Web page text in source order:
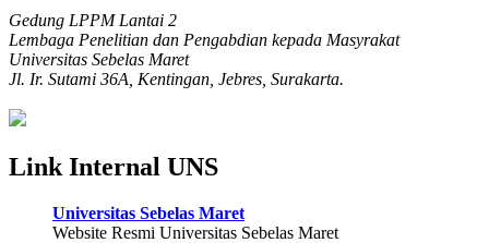
Gedung LPPM Lantai 2
Lembaga Penelitian dan Pengabdian kepada Masyrakat
Universitas Sebelas Maret
Jl. Ir. Sutami 36A, Kentingan, Jebres, Surakarta.
Link Internal UNS
Universitas Sebelas Maret
Website Resmi Universitas Sebelas Maret